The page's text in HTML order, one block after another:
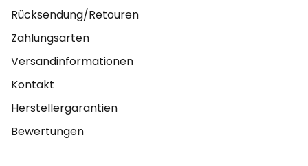
Rücksendung/Retouren
Zahlungsarten
Versandinformationen
Kontakt
Herstellergarantien
Bewertungen